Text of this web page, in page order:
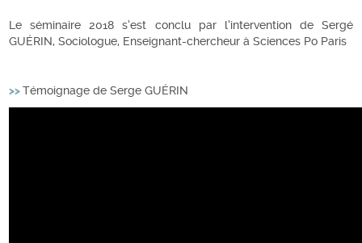
Le séminaire 2018 s’est conclu par l’intervention de Sergé
GUÉRIN, Sociologue, Enseignant-chercheur à Sciences Po Paris
>>Témoignage de Serge GUÉRIN